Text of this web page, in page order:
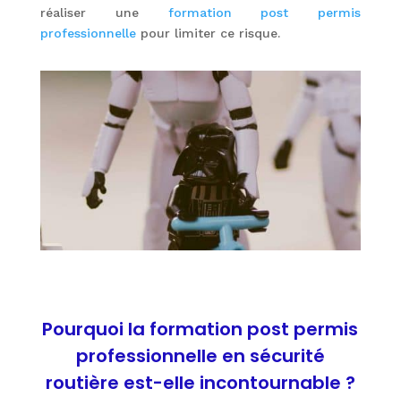
réaliser une formation post permis
professionnellepour limiter ce risque.
Pourquoi la formation post permis
professionnelle en sécurité
routière est-elle incontournable ?